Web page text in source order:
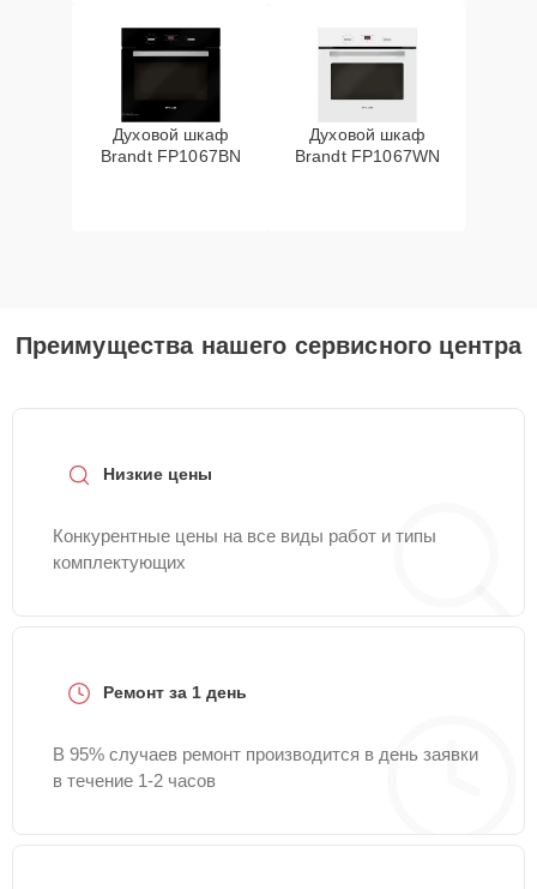
Духовой шкаф
Brandt FP1067BN
Духовой шкаф
Brandt FP1067WN
Преимущества нашего сервисного центра
Низкие цены
Конкурентные цены на все виды работ и типы
комплектующих
Ремонт за 1 день
В 95% случаев ремонт производится в день заявки
в течение 1-2 часов